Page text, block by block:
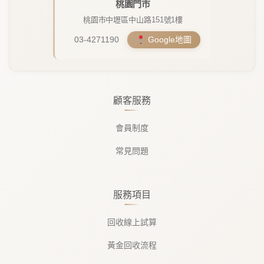
顧客服務
會員制度
常見問題
服務項目
回收線上試算
黃金回收流程
桃園門市
桃園市中壢區中山路151號1樓
03-4271190 Google地圖